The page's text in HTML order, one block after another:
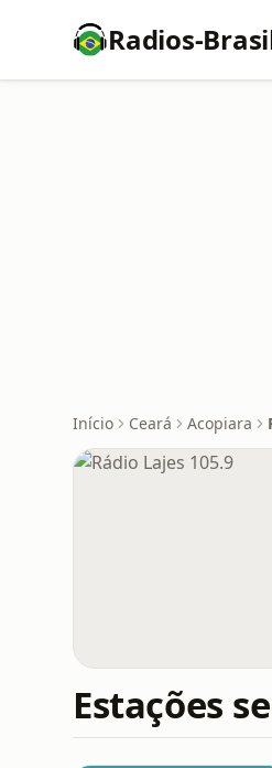
Radios-
Início Ceará Acopiara
Estações